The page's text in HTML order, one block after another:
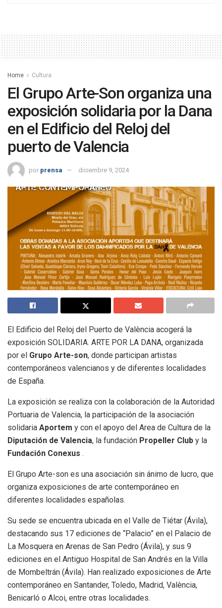
Home Cultura
El Grupo Arte-Son organiza una
exposición solidaria por la Dana
en el Edificio del Reloj del
puerto de Valencia
por prensa diciembre 9, 2024
El Edificio del Reloj del Puerto de València acogerá la
exposición SOLIDARIA. ARTE POR LA DANA, organizada
por el Grupo Arte-son, donde participan artistas
contemporáneos valencianos y de diferentes localidades
de España.
La exposición se realiza con la colaboración de la Autoridad
Portuaria de Valencia, la participación de la asociación
solidaria Aportem y con el apoyo del Area de Cultura de la
Diputación de Valencia, la fundación Propeller Club y la
Fundación Conexus .
El Grupo Arte-son es una asociación sin ánimo de lucro, que
organiza exposiciones de arte contemporáneo en
diferentes localidades españolas.
Su sede se encuentra ubicada en el Valle de Tiétar (Ávila),
destacando sus 17 ediciones de “Palacio” en el Palacio de
La Mosquera en Arenas de San Pedro (Ávila), y sus 9
ediciones en el Antiguo Hospital de San Andrés en la Villa
de Mombeltrán (Ávila). Han realizado exposiciones de Arte
contemporáneo en Santander, Toledo, Madrid, València,
Benicarló o Alcoi, entre otras localidades.